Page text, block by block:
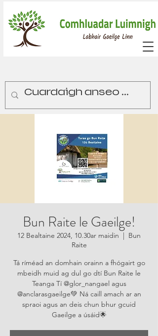
Bun Raite le Gaeilge!
12 Bealtaine 2024, 10.30ar maidin
  |
Bun
Raite
Tá ríméad an domhain orainn a fhógairt go
mbeidh muid ag dul go dtí Bun Raite le
Teanga Tí @glor_nangael agus
@anclarasgaeilge💚 Ná caill amach ar an
spraoi agus an deis chun bhur gcuid
Gaeilge a úsáid🌟